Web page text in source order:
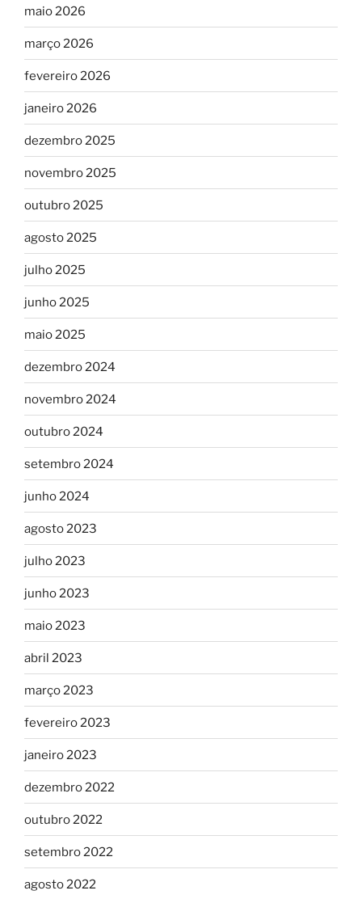
maio 2026
março 2026
fevereiro 2026
janeiro 2026
dezembro 2025
novembro 2025
outubro 2025
agosto 2025
julho 2025
junho 2025
maio 2025
dezembro 2024
novembro 2024
outubro 2024
setembro 2024
junho 2024
agosto 2023
julho 2023
junho 2023
maio 2023
abril 2023
março 2023
fevereiro 2023
janeiro 2023
dezembro 2022
outubro 2022
setembro 2022
agosto 2022